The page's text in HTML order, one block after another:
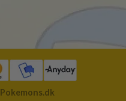
Pokemons.dk